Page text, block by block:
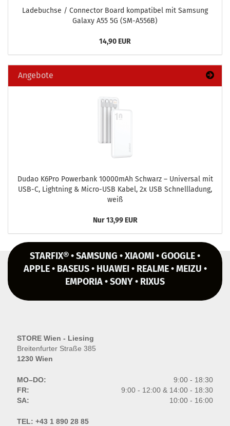
La­de­buch­se / Con­nec­tor Board kom­pa­ti­bel mit Sam­sung
Ga­la­xy A55 5G (SM-​A556B)
14,90 EUR
Angebote
Dudao K6Pro Power­bank 10000mAh Schwarz – Uni­ver­sal mit
USB-C, Light­ning & Micro-​USB Kabel, 2x USB Schnell­la­dung,
weiß
Nur 13,99 EUR
STARFIX® • SAMSUNG • XIAOMI • GOOGLE •
APPLE • BASEUS • HUAWEI • REALME • MEIZU •
EMPORIA • SONY • RIXUS
STORE Wien - Liesing
Breitenfurter Straße 385
1230 Wien
MO–DO:
9:00 - 18:30
FR:
9:00 - 12:00 & 14:00 - 18:30
SA:
10:00 - 16:00
TEL: +43 1 890 28 85